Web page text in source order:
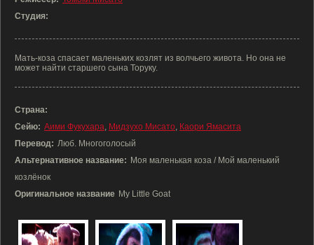
Студия:
Мать-коза спасает маленьких козлят из волчьего живота. Но она не
может найти старшего сына Торуку.
Страна:
Сейю: Аими Фукухара, Мидзухо Мисато, Каори Ямасита
Перевод: Люб. Многоголосый
Альтернативное название: Моя маленькая коза / Мой маленький
козлёнок
Оригинальное название My Little Goat